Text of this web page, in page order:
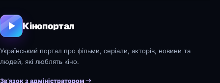
Кінопортал
Український портал про фільми, серіали, акторів, новини та
людей, які люблять кіно.
Зв’язок з адміністратором